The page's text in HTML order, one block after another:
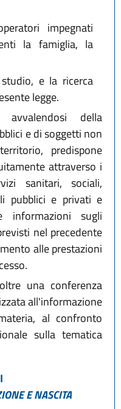
impegnati
la famiglia, la
e la ricerca
legge.
della
e di soggetti non
predispone
attraverso i
sanitari, sociali,
pubblici e privati e
informazioni sugli
nel precedente
alle prestazioni
una conferenza
all'informazione
al confronto
sulla tematica
E NASCITA